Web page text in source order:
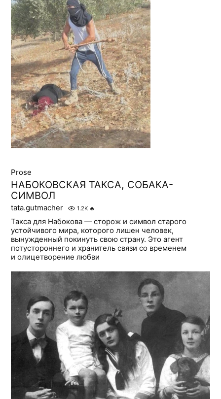
Prose
НАБОКОВСКАЯ ТАКСА, СОБАКА-
СИМВОЛ
tata.gutmacher 1.2K 🔥
Такса для Набокова — сторож и символ старого
устойчивого мира, которого лишен человек,
вынужденный покинуть свою страну. Это агент
потустороннего и хранитель связи со временем
и олицетворение любви